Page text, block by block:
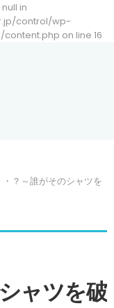
in
control/wp-
on line 16
？～誰がそのシャツを
ャツを破